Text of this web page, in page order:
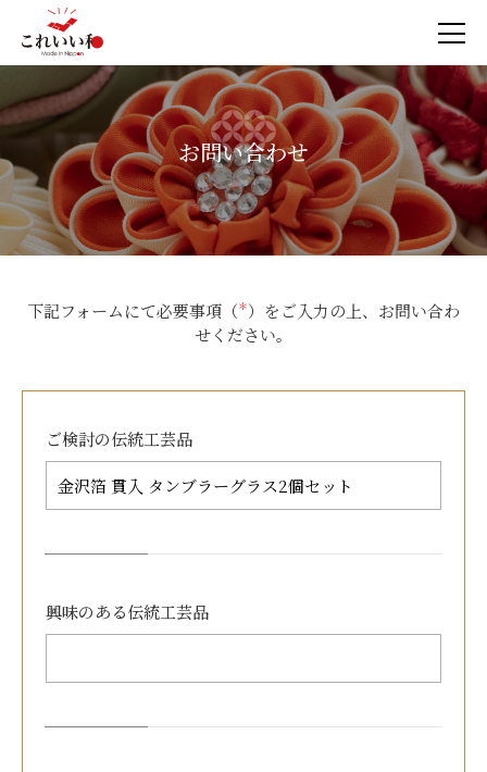
お問い合わせ
下記フォームにて必要事項（＊）をご入力の上、お問い合わ
せください。
ご検討の伝統工芸品
興味のある伝統工芸品